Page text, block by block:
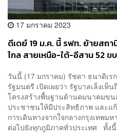
17 มกราคม 2023
ดีเดย์ 19 ม.ค. นี้ รฟท. ย้ายสถ
ไกล สายเหนือ-ใต้-อีสาน 52 ข
วันนี้ (17 มกราคม) รัชดา ธนาดิเร
รัฐมนตรี เปิดเผยว่า รัฐบาลเล็งเ
โครงสร้างพื้นฐานด้านคมนาคมขน
ประชาชนให้มีประสิทธิภาพ และแ
การเดินทางจากใจกลางกรุงเทพ
ต่อไปยังทุกภูมิภาคทั่วประเทศ ทั้งนี้